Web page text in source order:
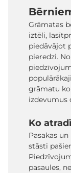
Grāmatas
iztēli,
piedāvājot
pieredzi.
grāmatu
izdevumus
Ko
Pasakas
stāsti
pasaules,